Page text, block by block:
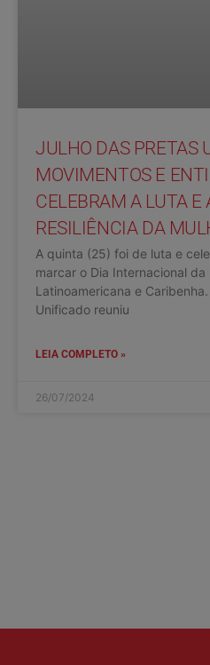
JULHO DAS PRETAS
MOVIMENTOS E
CELEBRAM A LUTA E
RESILIÊNCIA DA
A quinta (25) foi de luta e
marcar o Dia Internacional da
Latinoamericana e
Unificado reuniu
LEIA COMPLETO »
26/07/2024